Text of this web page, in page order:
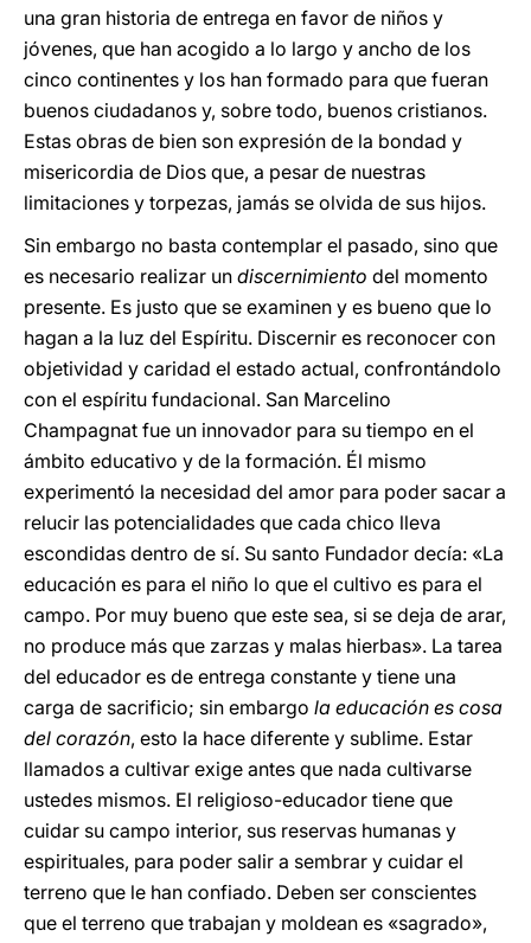
una gran historia de entrega en favor de niños y
jóvenes, que han acogido a lo largo y ancho de los
cinco continentes y los han formado para que fueran
buenos ciudadanos y, sobre todo, buenos cristianos.
Estas obras de bien son expresión de la bondad y
misericordia de Dios que, a pesar de nuestras
limitaciones y torpezas, jamás se olvida de sus hijos.
Sin embargo no basta contemplar el pasado, sino que
es necesario realizar un discernimiento del momento
presente. Es justo que se examinen y es bueno que lo
hagan a la luz del Espíritu. Discernir es reconocer con
objetividad y caridad el estado actual, confrontándolo
con el espíritu fundacional. San Marcelino
Champagnat fue un innovador para su tiempo en el
ámbito educativo y de la formación. Él mismo
experimentó la necesidad del amor para poder sacar a
relucir las potencialidades que cada chico lleva
escondidas dentro de sí. Su santo Fundador decía: «La
educación es para el niño lo que el cultivo es para el
campo. Por muy bueno que este sea, si se deja de arar,
no produce más que zarzas y malas hierbas». La tarea
del educador es de entrega constante y tiene una
carga de sacrificio; sin embargo la educación es cosa
del corazón, esto la hace diferente y sublime. Estar
llamados a cultivar exige antes que nada cultivarse
ustedes mismos. El religioso-educador tiene que
cuidar su campo interior, sus reservas humanas y
espirituales, para poder salir a sembrar y cuidar el
terreno que le han confiado. Deben ser conscientes
que el terreno que trabajan y moldean es «sagrado»,